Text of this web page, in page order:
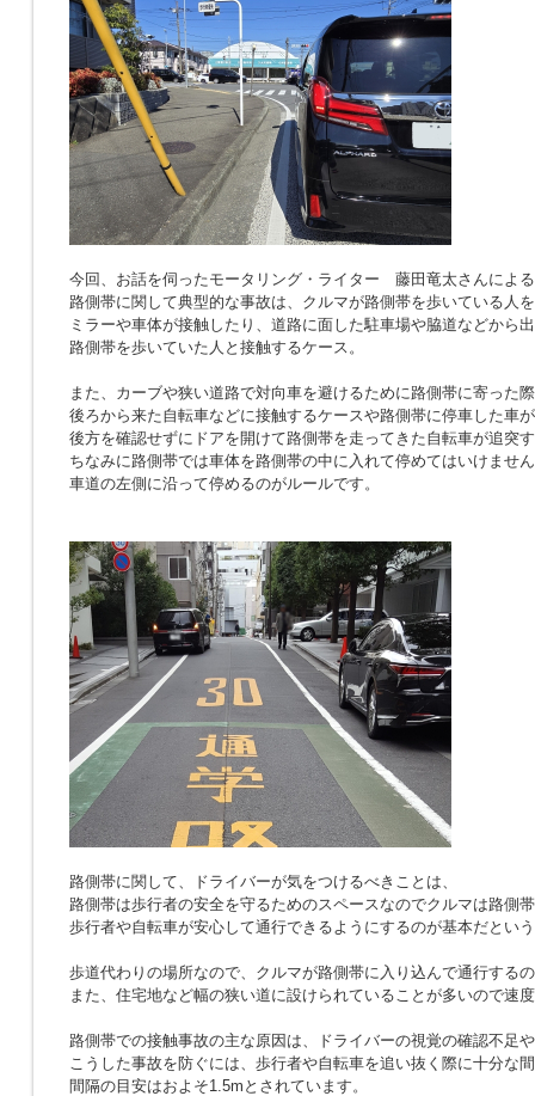
今回、お話を伺ったモータリング・ライター 藤田竜太さんによ
路側帯に関して典型的な事故は、クルマが路側帯を歩いている人
ミラーや車体が接触したり、道路に面した駐車場や脇道などから
路側帯を歩いていた人と接触するケース。
また、カーブや狭い道路で対向車を避けるために路側帯に寄った
後ろから来た自転車などに接触するケースや路側帯に停車した車
後方を確認せずにドアを開けて路側帯を走ってきた自転車が追突
ちなみに路側帯では車体を路側帯の中に入れて停めてはいけませ
車道の左側に沿って停めるのがルールです。
路側帯に関して、ドライバーが気をつけるべきことは、
路側帯は歩行者の安全を守るためのスペースなのでクルマは路側
歩行者や自転車が安心して通行できるようにするのが基本だとい
歩道代わりの場所なので、クルマが路側帯に入り込んで通行する
また、住宅地など幅の狭い道に設けられていることが多いので速
路側帯での接触事故の主な原因は、ドライバーの視覚の確認不足
こうした事故を防ぐには、歩行者や自転車を追い抜く際に十分な
間隔の目安はおよそ1.5mとされています。